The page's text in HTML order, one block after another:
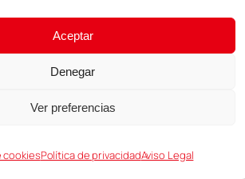
Aceptar
Denegar
Ver preferencias
cookiesPolítica de privacidadAviso Legal